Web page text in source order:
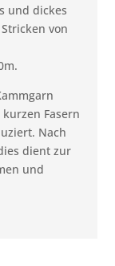
und dickes
von
Fasern
Nach
dient zur
und